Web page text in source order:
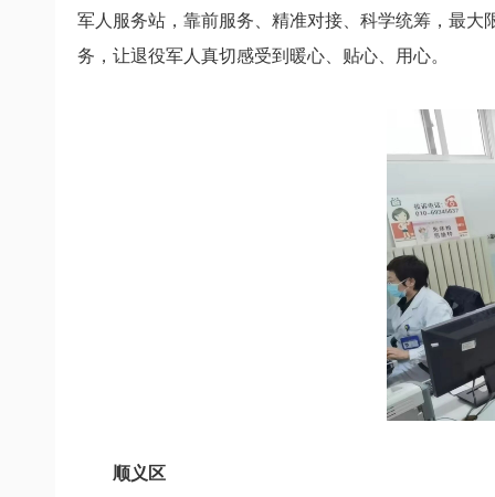
军人服务站， 靠前服务、精准对接、科学统筹， 最大
务， 让退役军人真切感受到暖心、贴心、用心。
顺义区